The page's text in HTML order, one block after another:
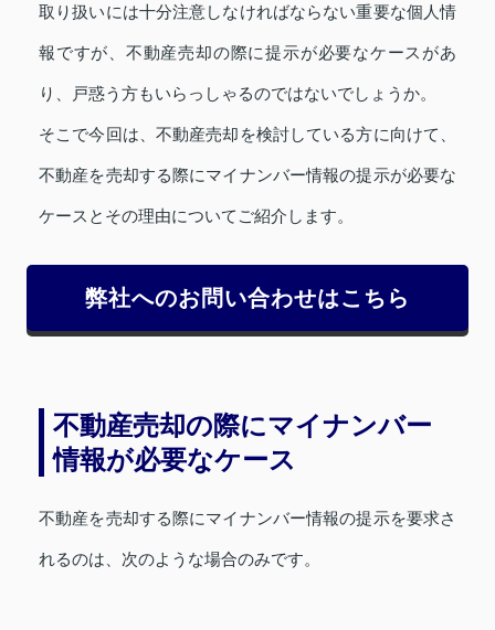
取り扱いには十分注意しなければならない重要な個人情
報ですが、不動産売却の際に提示が必要なケースがあ
り、戸惑う方もいらっしゃるのではないでしょうか。
そこで今回は、不動産売却を検討している方に向けて、
不動産を売却する際にマイナンバー情報の提示が必要な
ケースとその理由についてご紹介します。
弊社へのお問い合わせはこちら
不動産売却の際にマイナンバー
情報が必要なケース
不動産を売却する際にマイナンバー情報の提示を要求さ
れるのは、次のような場合のみです。